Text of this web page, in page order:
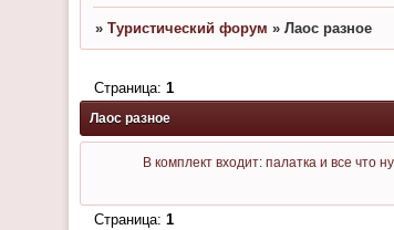
» Туристический форум » Лаос разное
Лаос разное
Страница: 1
В комплект входит: палатка и все что
Страница: 1